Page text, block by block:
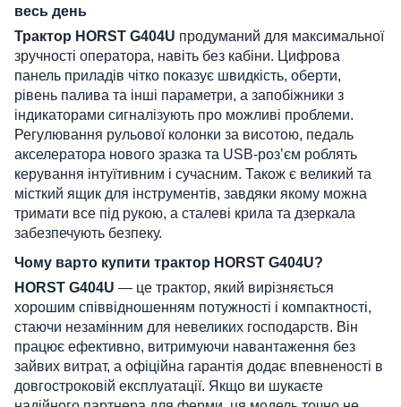
весь день
Трактор HORST G404U продуманий для максимальної
зручності оператора, навіть без кабіни. Цифрова
панель приладів чітко показує швидкість, оберти,
рівень палива та інші параметри, а запобіжники з
індикаторами сигналізують про можливі проблеми.
Регулювання рульової колонки за висотою, педаль
акселератора нового зразка та USB-розʼєм роблять
керування інтуїтивним і сучасним. Також є великий та
місткий ящик для інструментів, завдяки якому можна
тримати все під рукою, а сталеві крила та дзеркала
забезпечують безпеку.
Чому варто купити трактор HORST G404U?
HORST G404U — це трактор, який вирізняється
хорошим співвідношенням потужності і компактності,
стаючи незамінним для невеликих господарств. Він
працює ефективно, витримуючи навантаження без
зайвих витрат, а офіційна гарантія додає впевненості в
довгостроковій експлуатації. Якщо ви шукаєте